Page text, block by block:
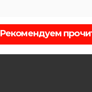
Рекомендуем